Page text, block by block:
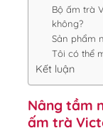
Bộ ấm trà
không?
Sản phẩm
Tôi có thể
Kết luận
Nâng tầm
ấm trà